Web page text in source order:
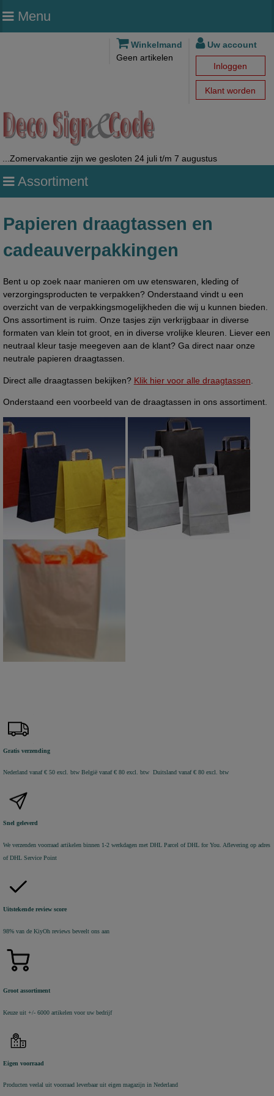
Menu
Winkelmand
Geen artikelen
Uw account
Inloggen
Klant worden
...Zomervakantie zijn we gesloten 24 juli t/m 7 augustus
Assortiment
Papieren draagtassen en
cadeauverpakkingen
Bent u op zoek naar manieren om uw etenswaren, kleding of
verzorgingsproducten te verpakken? Onderstaand vindt u een
overzicht van de verpakkingsmogelijkheden die wij u kunnen bieden.
Ons assortiment is ruim. Onze tasjes zijn verkrijgbaar in diverse
formaten van klein tot groot, en in diverse vrolijke kleuren. Liever een
neutraal kleur tasje meegeven aan de klant? Ga direct naar onze
neutrale papieren draagtassen.
Direct alle draagtassen bekijken? Klik hiervoor alle draagtassen
Onderstaand een voorbeeld van de draagtassen in ons assortiment.
Gratis verzending
Nederland vanaf € 50 excl. btwBelgië vanaf € 80 excl. btw Duitsland vanaf € 80 excl. btw
Snel geleverd
We verzenden voorraad artikelen binnen 1-2 werkdagen met DHL Parcel of DHL for You. Aflevering op adres
of DHL Service Point
Uitstekende review score
98% van de KiyOh reviews beveelt ons aan
Groot assortiment
Keuze uit +/- 6000 artikelen voor uw bedrijf
Eigen voorraad
Producten veelal uit voorraad leverbaar uit eigen magazijn in Nederland